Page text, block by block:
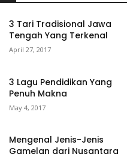
3 Tari Tradisional Jawa
Tengah Yang Terkenal
April 27, 2017
3 Lagu Pendidikan Yang
Penuh Makna
May 4, 2017
Mengenal Jenis-Jenis
Gamelan dari Nusantara